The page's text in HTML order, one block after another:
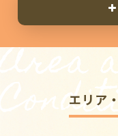
Area
エリア